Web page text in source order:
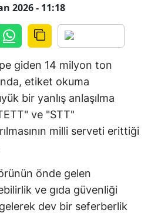
2026 - 11:18
giden 14 milyon ton
etiket okuma
bir yanlış anlaşılma
ve "STT"
milli serveti erittiği
önde gelen
ve gıda güvenliği
dev bir seferberlik